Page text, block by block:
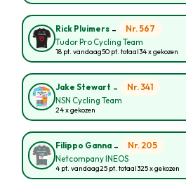
Rick Pluimers - Nr. 567
Tudor Pro Cycling Team
18 pt. vandaag50 pt. totaal34 x gekozen
Jake Stewart - Nr. 341
NSN Cycling Team
24 x gekozen
Filippo Ganna - Nr. 205
Netcompany INEOS
4 pt. vandaag25 pt. totaal325 x gekozen